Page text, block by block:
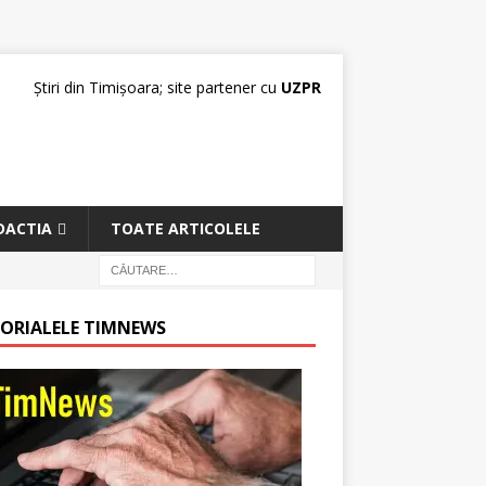
Știri din Timișoara; site partener cu UZPR
TOATE ARTICOLELE
TIMNEWS